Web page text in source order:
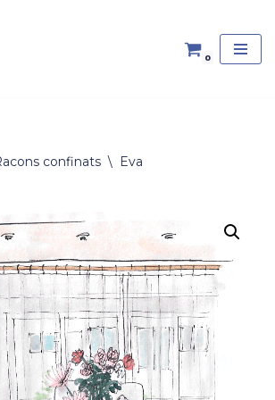
0
confinats \ Eva